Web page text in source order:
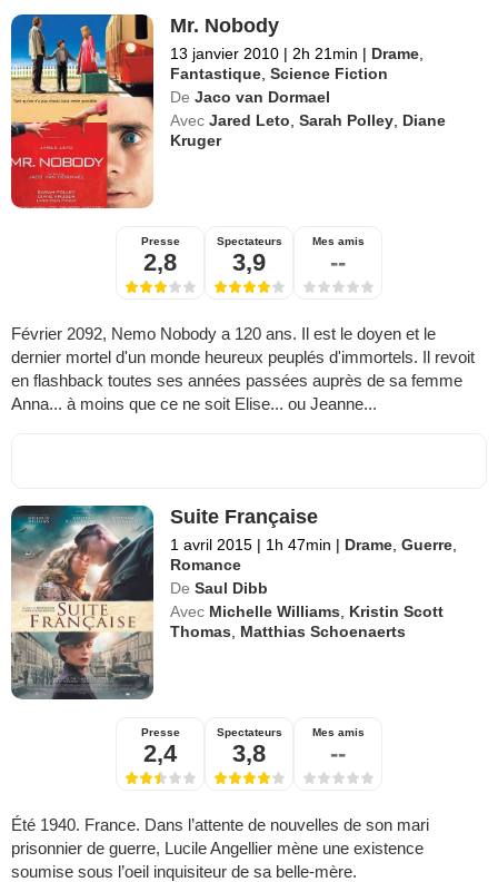
Mr. Nobody
13 janvier 2010 | 2h 21min | Drame
Fantastique ,Science Fiction
De Jaco van Dormael
Avec Jared Leto ,Sarah Polley Diane
Kruger
Presse
2,8
Spectateurs
3,9
Mes amis
--
Février 2092, Nemo Nobody a 120 ans. Il est le doyen et le
dernier mortel d'un monde heureux peuplés d'immortels. Il revoit
en flashback toutes ses années passées auprès de sa femme
Anna... à moins que ce ne soit Elise... ou Jeanne...
Suite Française
1 avril 2015 | 1h 47min | Drame ,Guerre
Romance
De Saul Dibb
Avec Michelle Williams
Kristin Scott
Thomas
Matthias Schoenaerts
Presse
2,4
Spectateurs
3,8
Mes amis
--
Été 1940. France. Dans l’attente de nouvelles de son mari
prisonnier de guerre, Lucile Angellier mène une existence
soumise sous l’oeil inquisiteur de sa belle-mère.